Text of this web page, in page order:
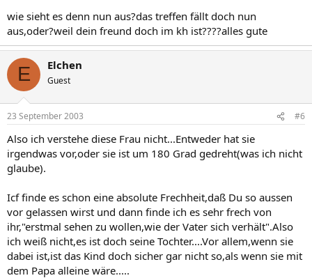
wie sieht es denn nun aus?das treffen fällt doch nun
aus,oder?weil dein freund doch im kh ist????alles gute
E Elchen
Guest
23 September 2003 #6
Also ich verstehe diese Frau nicht...Entweder hat sie
irgendwas vor,oder sie ist um 180 Grad gedreht(was ich nicht
glaube).
Icf finde es schon eine absolute Frechheit,daß Du so aussen
vor gelassen wirst und dann finde ich es sehr frech von
ihr,"erstmal sehen zu wollen,wie der Vater sich verhält".Also
ich weiß nicht,es ist doch seine Tochter....Vor allem,wenn sie
dabei ist,ist das Kind doch sicher gar nicht so,als wenn sie mit
dem Papa alleine wäre.....